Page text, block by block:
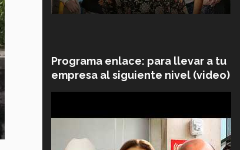
Programa enlace: para llevar a tu
empresa al siguiente nivel (video)